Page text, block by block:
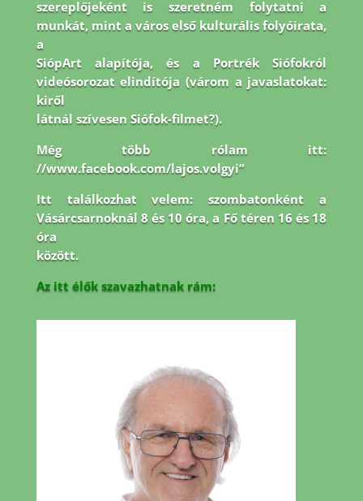
szereplőjeként is szeretném folytatni a
munkát, mint a város első kulturális folyóirata,
a
SiópArt alapítója, és a Portrék Siófokról
videósorozat elindítója (várom a javaslatokat:
kiről
látnál szívesen Siófok-filmet?).
Még több rólam itt:
//www.facebook.com/lajos.volgyi”
Itt találkozhat velem: szombatonként a
Vásárcsarnoknál 8 és 10 óra, a Fő téren 16 és 18
óra
között.
Az itt élők szavazhatnak rám: